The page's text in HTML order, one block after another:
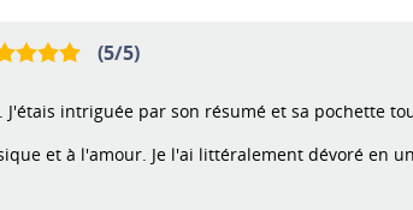
(5/5)
intriguée par son résumé et sa pochette
et à l'amour. Je l'ai littéralement dévoré en